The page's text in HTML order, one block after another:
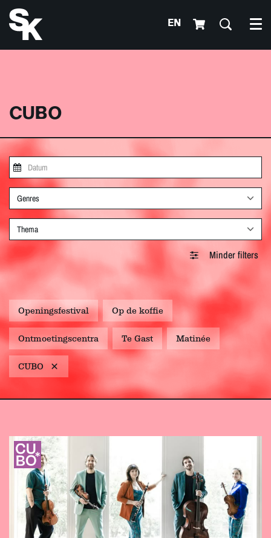
EN
CUBO
Genres
Thema
Minder filters
Openingsfestival Op de koffie
Ontmoetingscentra Te Gast Matinée
CUBO